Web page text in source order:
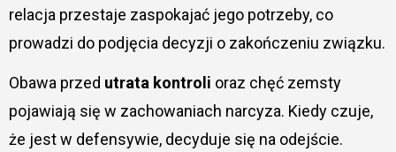
relacja przestaje zaspokajać jego potrzeby, co
prowadzi do podjęcia decyzji o zakończeniu związku.
Obawa przed utrata kontroli oraz chęć zemsty
pojawiają się w zachowaniach narcyza. Kiedy czuje,
że jest w defensywie, decyduje się na odejście.